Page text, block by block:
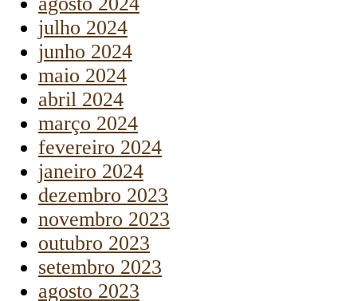
julho 2024
junho 2024
maio 2024
abril 2024
março 2024
fevereiro 2024
janeiro 2024
dezembro 2023
novembro 2023
outubro 2023
setembro 2023
agosto 2023